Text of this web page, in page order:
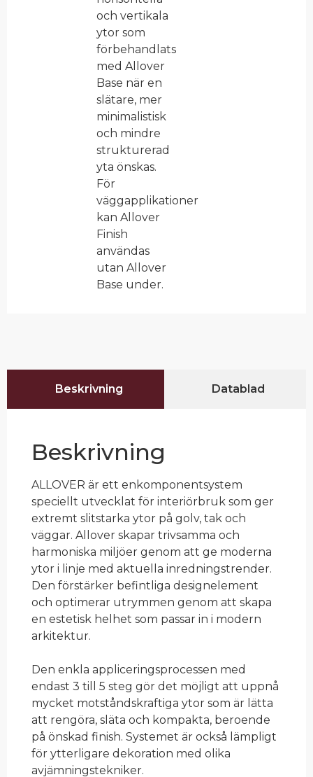
och vertikala
ytor som
förbehandlats
med Allover
Base när en
slätare, mer
minimalistisk
och mindre
strukturerad
yta önskas.
För
väggapplikationer
kan Allover
Finish
användas
utan Allover
Base under.
Beskrivning Datablad
Beskrivning
ALLOVER är ett enkomponentsystem
speciellt utvecklat för interiörbruk som ger
extremt slitstarka ytor på golv, tak och
väggar. Allover skapar trivsamma och
harmoniska miljöer genom att ge moderna
ytor i linje med aktuella inredningstrender.
Den förstärker befintliga designelement
och optimerar utrymmen genom att skapa
en estetisk helhet som passar in i modern
arkitektur.
Den enkla appliceringsprocessen med
endast 3 till 5 steg gör det möjligt att uppnå
mycket motståndskraftiga ytor som är lätta
att rengöra, släta och kompakta, beroende
på önskad finish. Systemet är också lämpligt
för ytterligare dekoration med olika
avjämningstekniker.